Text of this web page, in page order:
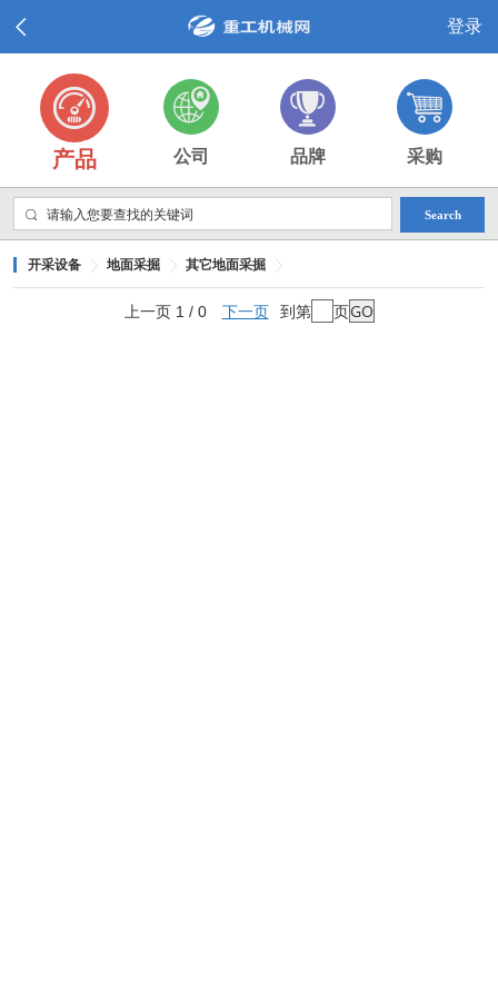
登录
产品 公司 品牌 采购
Search
开采设备 地面采掘 其它地面采掘
上一页 1 / 0 下一页 到第 页